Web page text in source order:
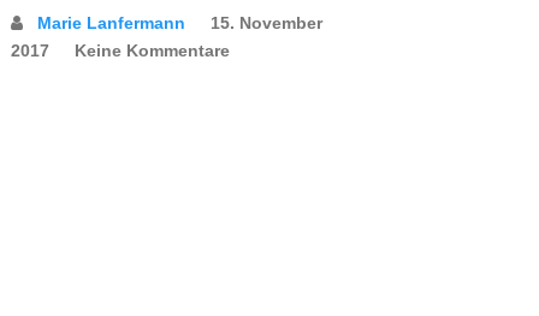
Marie Lanfermann
15. November
2017
Keine Kommentare